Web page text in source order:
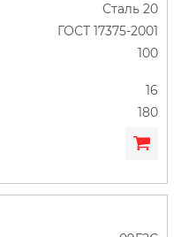
Сталь 20
ГОСТ 17375-2001
100
16
180